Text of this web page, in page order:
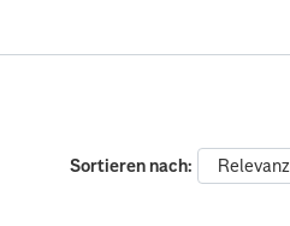
Sortieren nach